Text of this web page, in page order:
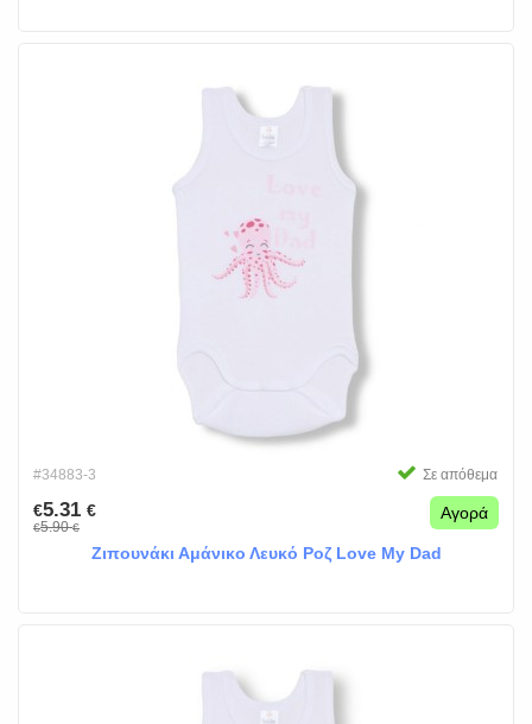
#34883-3 Σε απόθεμα
€5.31 €
€5.90€
Αγορά
Ζιπουνάκι Αμάνικο Λευκό Ροζ Love My Dad